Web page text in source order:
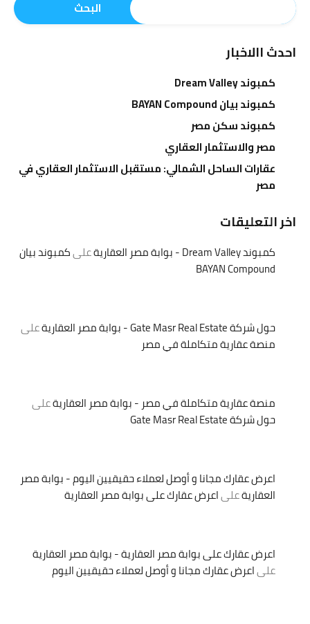
البحث
احدث االاخبار
كمبوند Dream Valley
كمبوند بيان BAYAN Compound
كمبوند سكن مصر
مصر والاستثمار العقاري
عقارات الساحل الشمالي: مستقبل الاستثمار العقاري في
مصر
اخر التعليقات
كمبوند Dream Valley - بوابة مصر العقارية علىكمبوند بيان
BAYAN Compound
حول شركة Gate Masr Real Estate - بوابة مصر العقارية
على
منصة عقارية متكاملة في مصر
منصة عقارية متكاملة في مصر - بوابة مصر العقاريةعلى
حول شركة Gate Masr Real Estate
اعرض عقارك مجانا و أوصل لعملاء حقيقيين اليوم - بوابة مصر
العقاريةعلىاعرض عقارك على بوابة مصر العقارية
اعرض عقارك على بوابة مصر العقارية - بوابة مصر العقارية
علىاعرض عقارك مجانا و أوصل لعملاء حقيقيين اليوم